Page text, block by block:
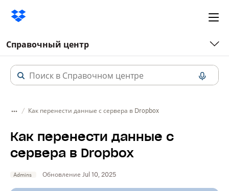
Справочный центр
Как перенести данные с сервера в Dropbox
Как перенести данные с
сервера в Dropbox
Admins Обновление Jul 10, 2025